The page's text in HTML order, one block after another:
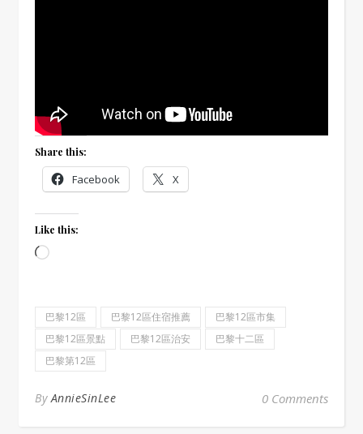
Share this:
Facebook X
Like this:
Loading…
巴黎12區 巴黎12區住宿推薦
巴黎12區市集
巴黎12區景點
巴黎12區治安
巴黎十二區
巴黎第12區
By AnnieSinLee 0 Comments